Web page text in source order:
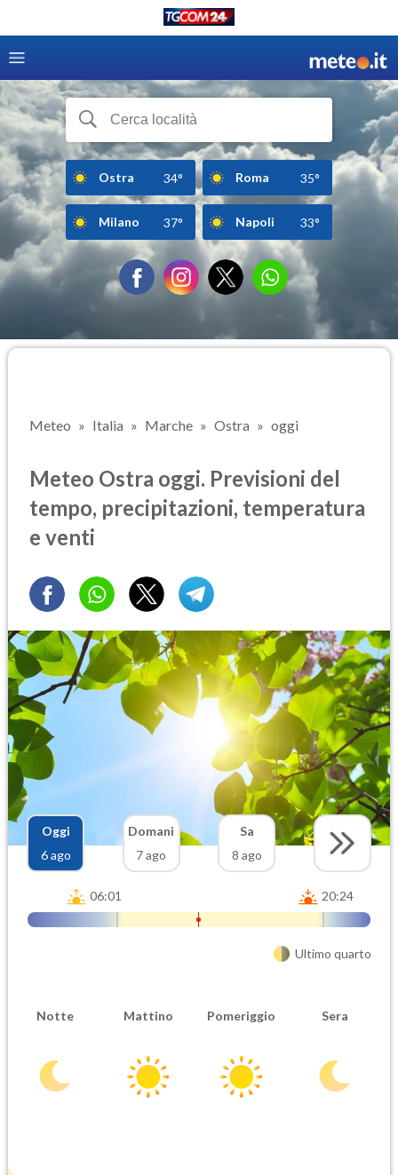
Ostra 34° Roma 35°
Milano 37° Napoli 33°
Meteo Italia Marche Ostra oggi
Meteo Ostra oggi. Previsioni del
tempo, precipitazioni, temperatura
e venti
Oggi
6 ago
Domani
7 ago
Sa
8 ago
06:01 20:24
Ultimo quarto
Notte Mattino Pomeriggio Sera